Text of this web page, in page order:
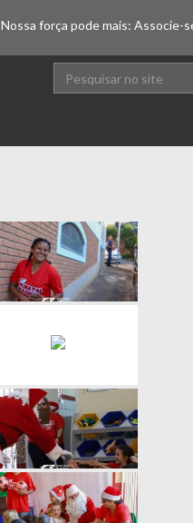
Nossa força pode mais: Associe-